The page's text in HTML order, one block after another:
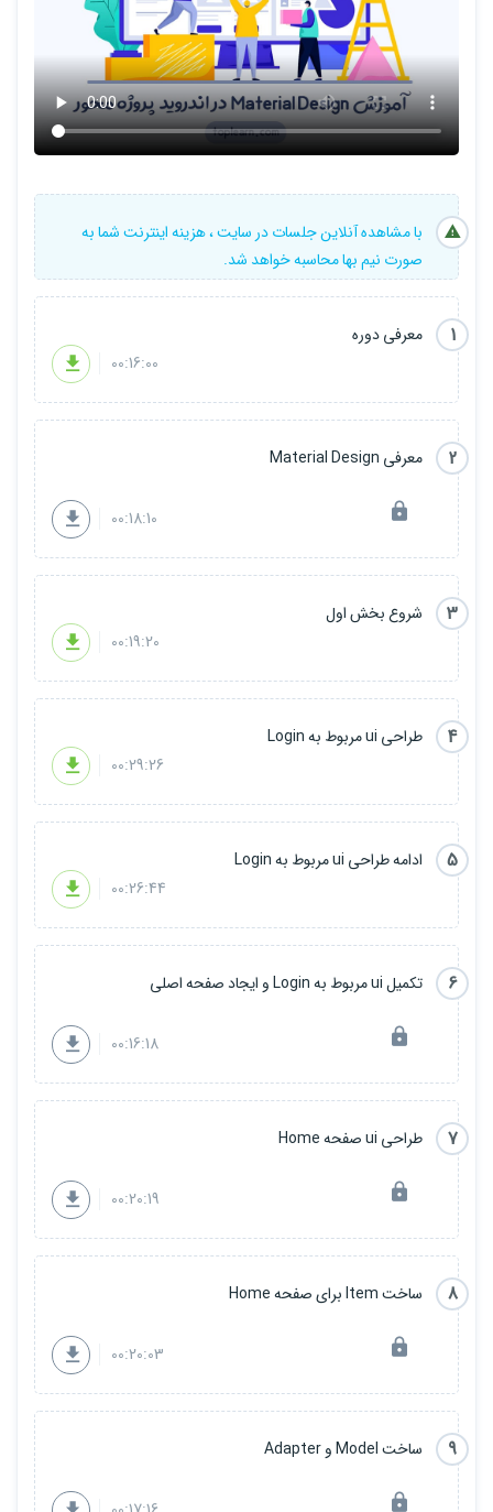
4 بخش مجزا برای استفاده از مباحث Material Design در قالب طراحی
، که شامل :
- RecyclerView و انواع Layout Manger های آن
- CardView
- Coordinatorlayout, AppBarLayout,
NestedScrollView,ScrollView
- Toolbar, CollapsingToolbarLayout
- RatingBar
- RadioButton
- EditText, TextInputEditText
- BottomNavigationView
- ViewPager,ViewPager2
- DrawerLayout
- TabLayout
- BottomNavigationView
- FloatingActionMenu, FloatingActionButton
- ساخت صفحه Intro
- ساخت AlerDialog به صورت سفارشی
- ساخت انواع Style ها
- کار با کتابخانه Picasso و Glide
- کار با کتابخانه Blurview
- کار با کتابخانه lottie
- کار با کتابخانه ExoPlayer
- ساخت Bottom Sheet
- ساخت انواع drawable ها به عنوان background
و ....
فصل دوم :
شامل برخی از مهم ترین قوانین و مباحث طراحی اصولی اپلیکیشن ها
می باشد :
- قانون میلر (Miller)
- قانون هیک (Hick)
- قانون جیکوب (Jakob)
با مشاهده آنلاین جلسات در سایت ، هزینه اینترنت شما به
صورت نیم بها محاسبه خواهد شد.
1
معرفی دوره
00:16:00
2 معرفی Material Design
00:18:10
3
شروع بخش اول
00:19:20
4
طراحی ui مربوط به Login
00:29:26
5
ادامه طراحی ui مربوط به Login
00:26:44
6 تکمیل ui مربوط به Login و ایجاد صفحه اصلی
00:16:18
7 طراحی ui صفحه Home
00:20:19
8 ساخت Item برای صفحه Home
00:20:03
9 ساخت Model و Adapter